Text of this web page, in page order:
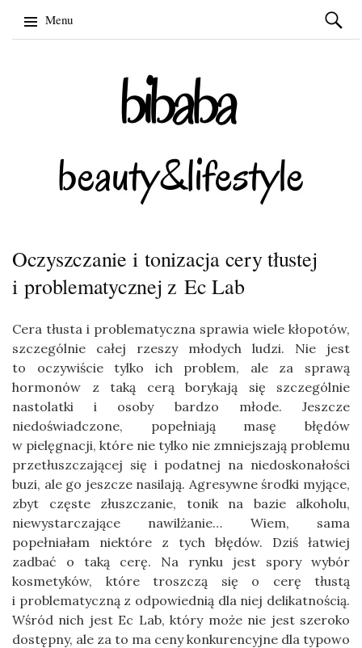
Menu
Szukaj:
Oczyszczanie i tonizacja cery tłustej
i problematycznej z Ec Lab
Cera tłusta i problematyczna sprawia wiele kłopotów,
szczególnie całej rzeszy młodych ludzi. Nie jest
to oczywiście tylko ich problem, ale za sprawą
hormonów z taką cerą borykają się szczególnie
nastolatki i osoby bardzo młode. Jeszcze
niedoświadczone, popełniają masę błędów
w pielęgnacji, które nie tylko nie zmniejszają problemu
przetłuszczającej się i podatnej na niedoskonałości
buzi, ale go jeszcze nasilają. Agresywne środki myjące,
zbyt częste złuszczanie, tonik na bazie alkoholu,
niewystarczające nawilżanie… Wiem, sama
popełniałam niektóre z tych błędów. Dziś łatwiej
zadbać o taką cerę. Na rynku jest spory wybór
kosmetyków, które troszczą się o cerę tłustą
i problematyczną z odpowiednią dla niej delikatnością.
Wśród nich jest Ec Lab, który może nie jest szeroko
dostępny, ale za to ma ceny konkurencyjne dla typowo